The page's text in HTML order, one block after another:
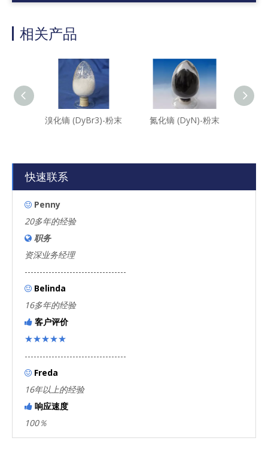
相关产品
溴化镝 (DyBr3)-粉末 氮化镝 (DyN)-粉末
快速联系
 Penny
20多年的经验
 职务
资深业务经理
----------------------------------
 Belinda
16多年的经验
 客户评价
★★★★★
----------------------------------
 Freda
16年以上的经验
 响应速度
100％